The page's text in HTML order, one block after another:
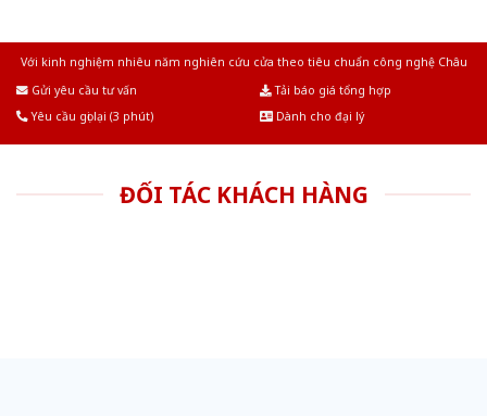
Với kinh nghiệm nhiêu năm nghiên cứu cửa theo tiêu chuẩn công nghệ Châu
Gửi yêu cầu tư vấn
Tải báo giá tổng hợp
Yêu cầu gọi lại (3 phút)
Dành cho đại lý
ĐỐI TÁC KHÁCH HÀNG